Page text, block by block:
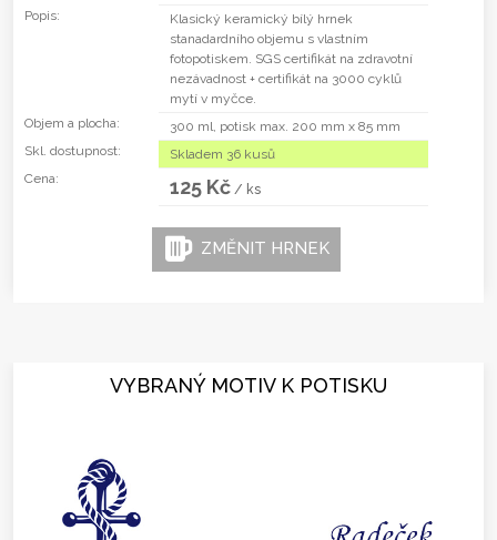
Popis:
Klasický keramický bílý hrnek
stanadardního objemu s vlastním
fotopotiskem. SGS certifikát na zdravotní
nezávadnost + certifikát na 3000 cyklů
mytí v myčce.
Objem a plocha:
300 ml, potisk max. 200 mm x 85 mm
Skl. dostupnost:
Skladem 36 kusů
Cena:
125 Kč / ks
ZMĚNIT HRNEK
VYBRANÝ MOTIV K POTISKU